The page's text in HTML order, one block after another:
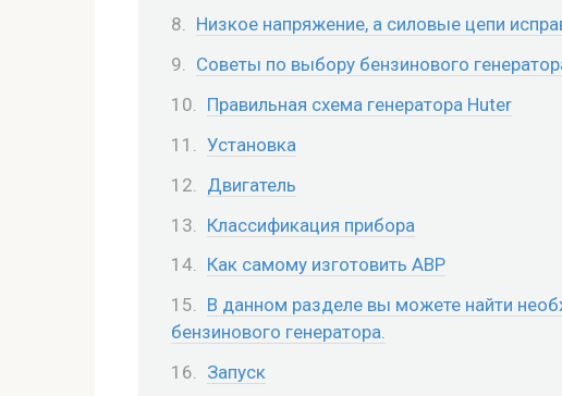
Низкое напряжение, а силовые цепи
Советы по выбору бензинового
Правильная схема генератора Huter
Установка
Двигатель
Классификация прибора
Как самому изготовить АВР
В данном разделе вы можете найти
бензинового генератора.
Запуск